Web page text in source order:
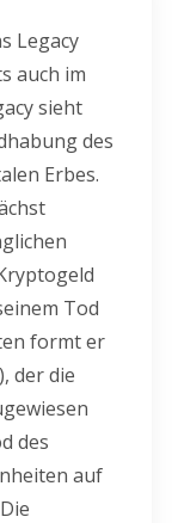
Legacy
auch im
sieht
des
Erbes.
Tod
formt er
der die
des
auf